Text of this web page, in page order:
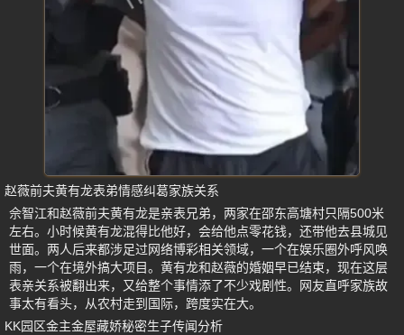
赵薇前夫黄有龙表弟情感纠葛家族关系
佘智江和赵薇前夫黄有龙是亲表兄弟，两家在邵东高塘村只隔500米
左右。小时候黄有龙混得比他好，会给他点零花钱，还带他去县城见
世面。两人后来都涉足过网络博彩相关领域，一个在娱乐圈外呼风唤
雨，一个在境外搞大项目。黄有龙和赵薇的婚姻早已结束，现在这层
表亲关系被翻出来，又给整个事情添了不少戏剧性。网友直呼家族故
事太有看头，从农村走到国际，跨度实在大。
KK园区金主金屋藏娇秘密生子传闻分析